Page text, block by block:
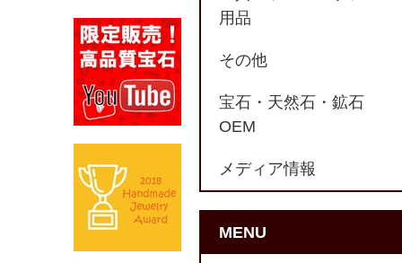
用品
その他
宝石・天然石・鉱石
OEM
メディア情報
MENU